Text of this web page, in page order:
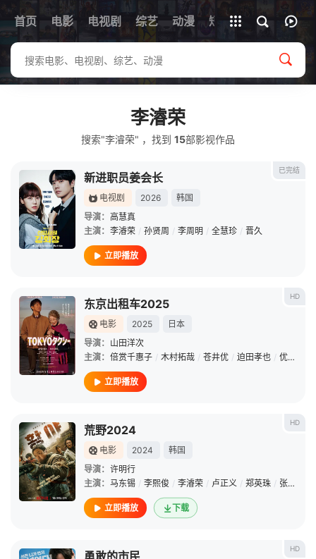
首页 电影 电视剧 综艺 动漫 短剧
全部影片
李濬荣
搜索"李濬荣" ，找到 15部影视作品
已完结
新进职员姜会长
电视剧 2026
韩国
导演： 高慧真
主演： 李濬荣 / 孙贤周 / 李周明 / 全慧珍 / 晋久
立即播放
HD
东京出租车2025
电影 2025
日本
导演： 山田洋次
主演： 倍赏千惠子 / 木村拓哉 / 苍井优 / 迫田孝也 / 优香
立即播放
HD
荒野2024
电影 2024
韩国
导演： 许明行
主演： 马东锡 / 李熙俊 / 李濬荣 / 卢正义 / 郑英珠 / 张荣男
立即播放 下载
HD
勇敢的市民